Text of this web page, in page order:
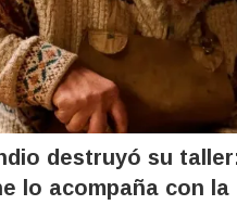
destruyó su
lo acompaña con la